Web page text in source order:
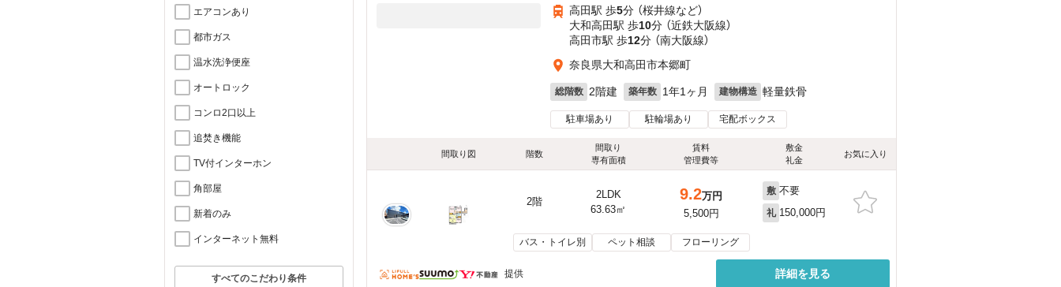
エアコンあり
都市ガス
温水洗浄便座
オートロック
コンロ2口以上
追焚き機能
TV付インターホン
角部屋
新着のみ
インターネット無料
すべてのこだわり条件
高田駅 歩5分 （桜井線など）
大和高田駅 歩10分 （近鉄大阪線）
高田市駅 歩12分 （南大阪線）
奈良県大和高田市本郷町
総階数 2階建 築年数 1年1ヶ月 建物構造 軽量鉄骨
駐車場あり 駐輪場あり 宅配ボックス
間取り図 階数
間取り
専有面積
賃料
管理費等
敷金
礼金
お気に入り
2階
2LDK
63.63㎡
9.2万円
5,500円
敷 不要
礼 150,000円
バス・トイレ別 ペット相談 フローリング
提供 詳細を見る